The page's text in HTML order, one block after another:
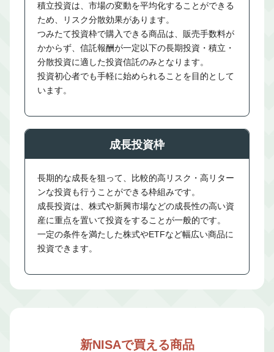
積立投資は、市場の変動を平均化することができる
ため、リスク分散効果があります。
つみたて投資枠で購入できる商品は、販売手数料が
かからず、信託報酬が一定以下の長期投資・積立・
分散投資に適した投資信託のみとなります。
投資初心者でも手軽に始められることを目的として
います。
成長投資枠
長期的な成長を狙って、比較的高リスク・高リター
ンな投資も行うことができる枠組みです。
成長投資は、株式や新興市場などの成長性の高い資
産に重点を置いて投資をすることが一般的です。
一定の条件を満たした株式やETFなど幅広い商品に
投資できます。
新NISAで買える商品